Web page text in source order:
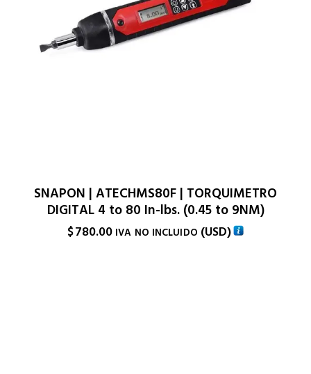
SNAPON | ATECHMS80F | TORQUIMETRO
DIGITAL 4 to 80 In-lbs. (0.45 to 9NM)
$780.00 IVA NO INCLUIDO (USD)